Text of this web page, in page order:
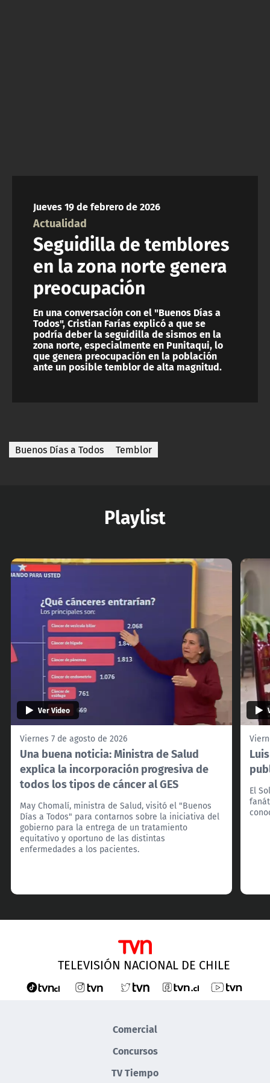
Jueves 19 de febrero de 2026
Actualidad
Seguidilla de temblores
en la zona norte genera
preocupación
En una conversación con el "Buenos Días a
Todos", Cristian Farías explicó a que se
podría deber la seguidilla de sismos en la
zona norte, especialmente en Punitaqui, lo
que genera preocupación en la población
ante un posible temblor de alta magnitud.
Buenos Días a Todos Temblor
Playlist
Ver Video
Viernes 7 de agosto de 2026
Una buena noticia: Ministra de Salud
explica la incorporación progresiva de
todos los tipos de cáncer al GES
May Chomalí, ministra de Salud, visitó el "Buenos
Días a Todos" para contarnos sobre la iniciativa del
gobierno para la entrega de un tratamiento
equitativo y oportuno de las distintas
enfermedades a los pacientes.
El
TELEVISIÓN NACIONAL DE CHILE
Comercial
Concursos
TV Tiempo